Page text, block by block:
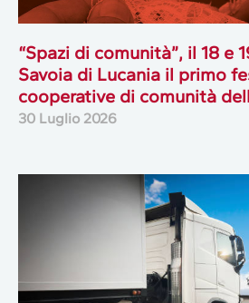
“Spazi di comunità”, il 18 e
Savoia di Lucania il primo
cooperative di comunità
30 Luglio 2026